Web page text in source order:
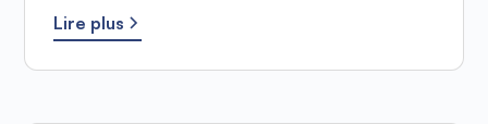
Lire plus